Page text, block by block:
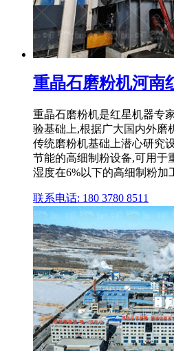
重晶石磨粉机河南
重晶石磨粉机是红星机器专
验基础上,根据广大国内外磨
传统磨粉机基础上潜心研究
节能的高细制粉设备,可用于
湿度在6%以下的高细制粉加
联系电话: 180 3780 8511